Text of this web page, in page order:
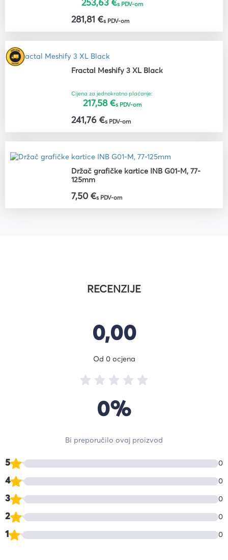
253,63 €s PDV-om
281,81 €s PDV-om
Fractal Meshify 3 XL Black
Cijena za jednokratno plaćanje:
217,58 €s PDV-om
241,76 €s PDV-om
Držač grafičke kartice INB G01-M, 77-
125mm
7,50 €s PDV-om
RECENZIJE
5 0
4 0
3 0
2 0
1 0
0,00
Od 0 ocjena
0%
Bi preporučilo ovaj proizvod